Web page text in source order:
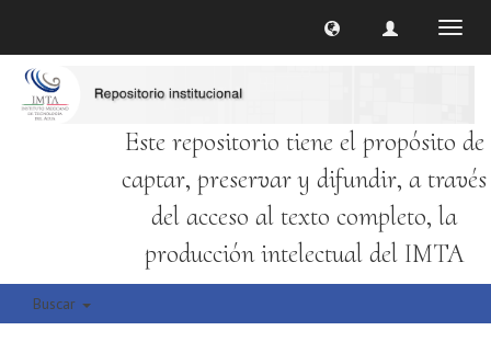
Este repositorio tiene el propósito de
captar, preservar y difundir, a través
del acceso al texto completo, la
producción intelectual del IMTA
Buscar